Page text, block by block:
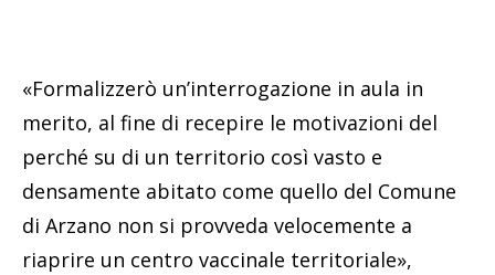
«Formalizzerò un’interrogazione in aula in
merito, al fine di recepire le motivazioni del
perché su di un territorio così vasto e
densamente abitato come quello del Comune
di Arzano non si provveda velocemente a
riaprire un centro vaccinale territoriale»,